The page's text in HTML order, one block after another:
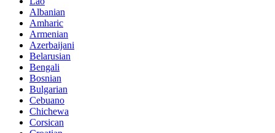
Albanian
Amharic
Armenian
Azerbaijani
Belarusian
Bengali
Bosnian
Bulgarian
Cebuano
Chichewa
Corsican